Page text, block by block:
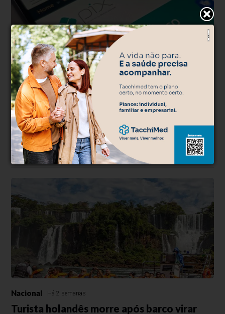
Direitos Há 1 semana
Sancionada lei do ‘Pix Pensão’ que permite
desconto automático do benefício
Nova legislação autoriza transferência automática para a conta do
beneficiário nos casos em que o desconto em folha de pagamento
não for possível
Nacional Há 2 semanas
Turista holandês morre após barco virar